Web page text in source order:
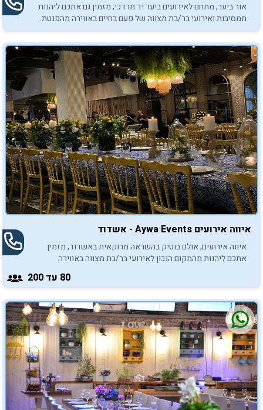
אור ביער, מתחם לאירועים ביער יד מרדכי, מזמין גם אתכם ליהנות
ממסיבות ואירועי בר/בת מצווה של פעם בחיים באווירה מהפנטת.
איווה אירועים Aywa Events - אשדוד
איווה אירועים, אולם בוטיק בהשראה מרוקאית באשדוד, מזמין
אתכם ליהנות מהמקום הנכון לאירועי בר/בת מצווה באווירה
80 עד 200